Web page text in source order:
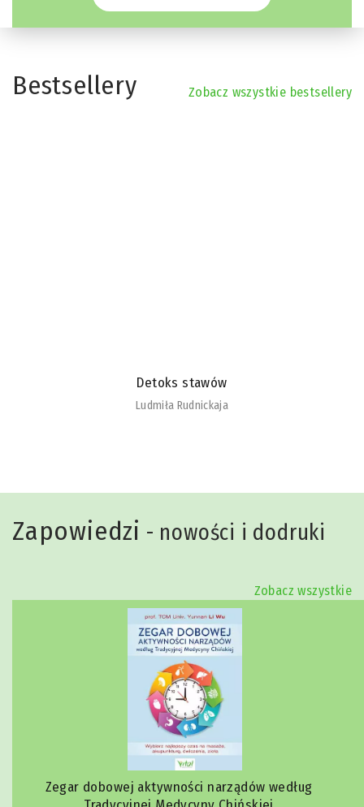
Bestsellery Zobacz wszystkie bestsellery
Detoks stawów
Ludmiła Rudnickaja
Zapowiedzi - nowości i dodruki
Zobacz wszystkie
Zegar dobowej aktywności narządów według